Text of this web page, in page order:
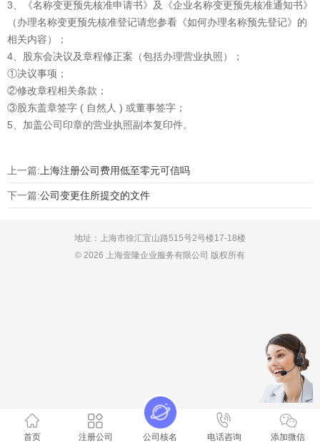
3、《名称变更预先核准申请书》及《企业名称变更预先核准通知书》
（办理名称变更预先核准登记请您参看《如何办理名称预先登记》的
相关内容）；
4、股东会决议及章程修正案（包括办理营业执照）；
①决议事项；
②修改章程相关条款；
③股东盖章签字 ( 自然人 ) 或董事签字；
5、加盖公司印章的营业执照副本复印件。
上一篇: 上海注册公司费用低至零元可信吗
下一篇:公司变更住所提交的文件
地址：上海市徐汇宜山路515号2号楼17-18楼
© 2026 上海壹隆企业服务有限公司 版权所有
首页 注册公司 公司核名 电话咨询 添加微信